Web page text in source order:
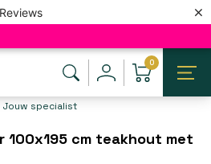
Reviews ×
0
Jouw specialist
100x195 cm teakhout met